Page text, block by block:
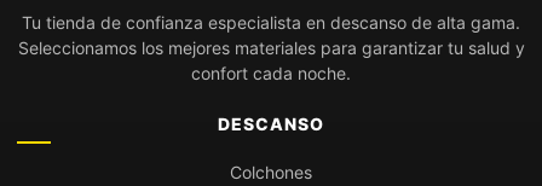
Tu tienda de confianza especialista en descanso de alta gama.
Seleccionamos los mejores materiales para garantizar tu salud y
confort cada noche.
DESCANSO
Colchones